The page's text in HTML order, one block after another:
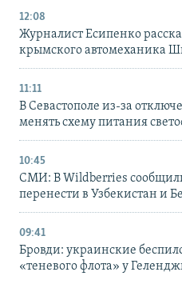
12:08
Журналист Есипенко
крымского автомеханика
11:11
В Севастополе из-за
менять схему питания
10:45
СМИ: В Wildberries
перенести в Узбекистан и
09:41
Бровди: украинские
«теневого флота» у